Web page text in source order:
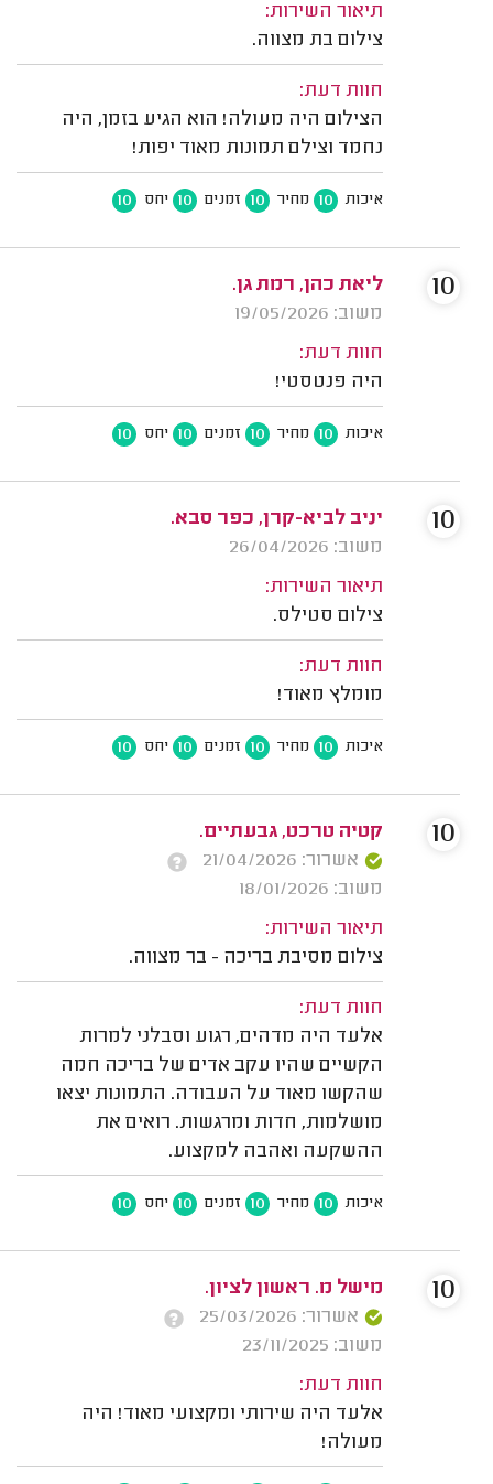
תיאור השירות:
צילום בת מצווה.
חוות דעת:
הצילום היה מעולה! הוא הגיע בזמן, היה
נחמד וצילם תמונות מאוד יפות!
איכות 10 מחיר 10 זמנים 10 יחס 10
ליאת כהן, רמת גן.
משוב: 19/05/2026
חוות דעת:
היה פנטסטי!
איכות 10 מחיר 10 זמנים 10 יחס 10
10
יניב לביא-קרן, כפר סבא.
משוב: 26/04/2026
תיאור השירות:
צילום סטילס.
חוות דעת:
מומלץ מאוד!
איכות 10 מחיר 10 זמנים 10 יחס 10
10
קטיה טרכט, גבעתיים.
אשרור: 21/04/2026
משוב: 18/01/2026
תיאור השירות:
צילום מסיבת בריכה - בר מצווה.
חוות דעת:
אלעד היה מדהים, רגוע וסבלני למרות
הקשיים שהיו עקב אדים של בריכה חמה
שהקשו מאוד על העבודה. התמונות יצאו
מושלמות, חדות ומרגשות. רואים את
ההשקעה ואהבה למקצוע.
איכות 10 מחיר 10 זמנים 10 יחס 10
10
מישל מ. ראשון לציון.
אשרור: 25/03/2026
משוב: 23/11/2025
חוות דעת:
אלעד היה שירותי ומקצועי מאוד! היה
מעולה!
10